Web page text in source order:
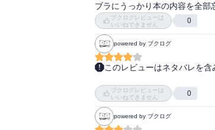
【コン】イリエワニ。一番小さ
【斎藤】ある夜、七森さんが
で保護することになりとりあ
た。
【坂下幹也／さかした・みきや
たと思われる。死亡していた。
田弘倫（くしだ・ひろみち）。
【佐世保修／させぼ・おさむ
十年間担当した職人肌の飼育員
【サトシ】イリエワニ。二番目
ブラにうっかり本の内容を全
ブクログレビューは
いいねできません
0
powered by ブクログ
このレビューはネタバレを含
おもしろかった！新キャラの
い。しかし、桃くん何もしてな
いつもながら、人間と動物の
思う。結局のところ、何を考え
ブクログレビューは
いいねできません
0
powered by ブクログ